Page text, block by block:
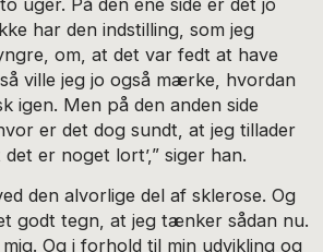
uger. På den ene side er det jo
har den indstilling, som jeg
om, at det var fedt at have
ville jeg jo også mærke, hvordan
igen. Men på den anden side
er det dog sundt, at jeg tillader
er noget lort’,” siger han.
den alvorlige del af sklerose. Og
godt tegn, at jeg tænker sådan nu.
Og i forhold til min udvikling og